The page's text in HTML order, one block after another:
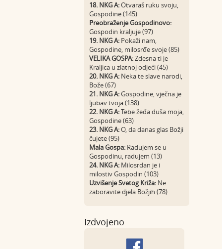
18. NKG A:Otvaraš ruku svoju,
Gospodine (145)
Preobraženje Gospodinovo:
Gospodin kraljuje (97)
19. NKG A: Pokaži nam,
Gospodine, milosrđe svoje (85)
VELIKA GOSPA:Zdesna ti je
Kraljica u zlatnoj odjeći (45)
20. NKG A: Neka te slave narodi,
Bože (67)
21. NKG A:Gospodine, vječna je
ljubav tvoja (138)
22. NKG A:Tebe žeđa duša moja,
Gospodine (63)
23. NKG A:O, da danas glas Božji
čujete (95)
Mala Gospa: Radujem se u
Gospodinu, radujem (13)
24. NKG A: Milosrdan je i
milostiv Gospodin (103)
Uzvišenje Svetog Križa: Ne
zaboravite djela Božjih (78)
Izdvojeno